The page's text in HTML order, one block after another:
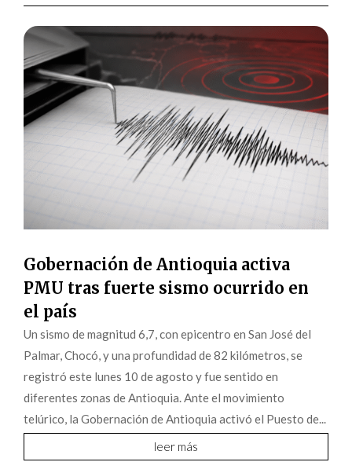
Gobernación de Antioquia activa
PMU tras fuerte sismo ocurrido en
el país
Un sismo de magnitud 6,7, con epicentro en San José del
Palmar, Chocó, y una profundidad de 82 kilómetros, se
registró este lunes 10 de agosto y fue sentido en
diferentes zonas de Antioquia. Ante el movimiento
telúrico, la Gobernación de Antioquia activó el Puesto de...
leer más